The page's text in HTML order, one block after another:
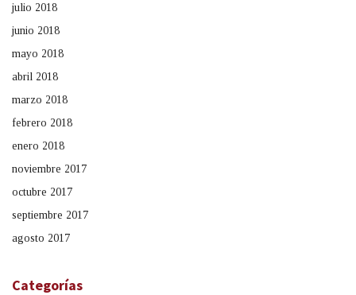
julio 2018
junio 2018
mayo 2018
abril 2018
marzo 2018
febrero 2018
enero 2018
noviembre 2017
octubre 2017
septiembre 2017
agosto 2017
Categorías